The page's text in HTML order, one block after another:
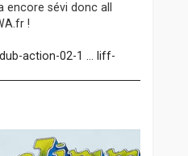
encore sévi donc all
!
action-02-1 ... liff-